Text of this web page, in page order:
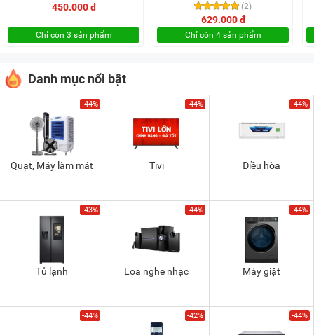
450.000 đ
Chỉ còn 3 sản phẩm
(2)
629.000 đ
Chỉ còn 4 sản phẩm
Danh mục nổi bật
-44%
Quạt, Máy làm mát
-44%
Tivi
-44%
Điều hòa
-43%
Tủ lạnh
-44%
Loa nghe nhạc
-44%
Máy giặt
-44% -42% -44%